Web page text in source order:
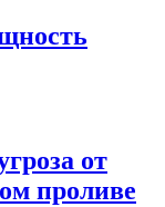
от
проливе